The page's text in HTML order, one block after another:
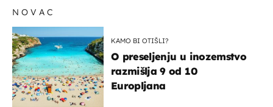
NOVAC
KAMO BI OTIŠLI?
O preseljenju u inozemstvo
razmišlja 9 od 10
Europljana